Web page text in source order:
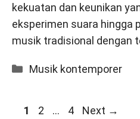
kekuatan dan keunikan
eksperimen suara hingga
musik tradisional dengan
Categories
Musik kontemporer
Page
1 Page
2 … Page
4 Next →